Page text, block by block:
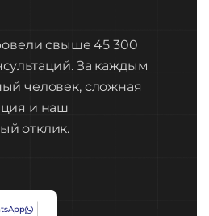
свыше 45 300
За каждым
человек, сложная
и наш
отклик.
tsApp